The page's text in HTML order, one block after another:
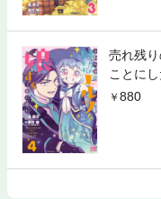
売れ残
ことに
880